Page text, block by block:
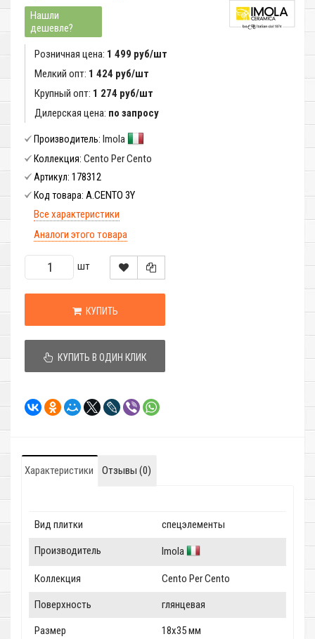
Нашли
дешевле?
Розничная цена: 1 499 руб/шт
Мелкий опт: 1 424 руб/шт
Крупный опт: 1 274 руб/шт
Дилерская цена: по запросу
Производитель: Imola
Коллекция: Cento Per Cento
Артикул: 178312
Код товара: A.CENTO 3Y
Все характеристики
Аналоги этого товара
шт
КУПИТЬ
КУПИТЬ В ОДИН КЛИК
Характеристики Отзывы (0)
Вид плитки спецэлементы
Производитель Imola
Коллекция Cento Per Cento
Поверхность глянцевая
Размер 18x35 мм